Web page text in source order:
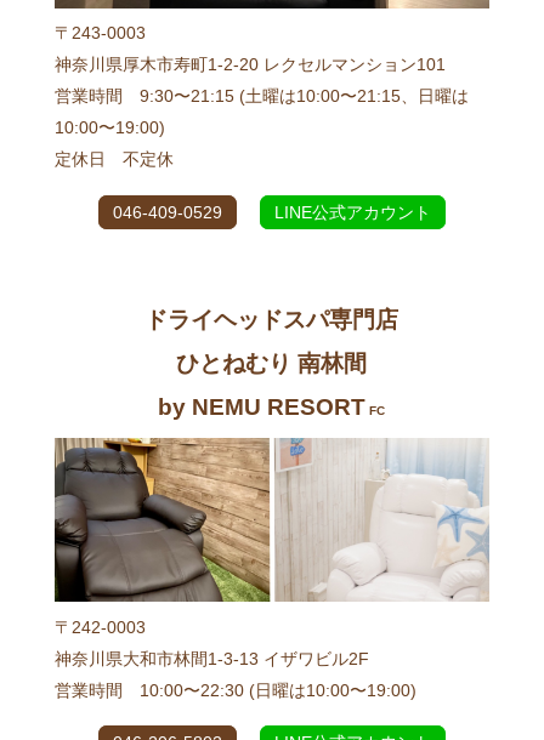
〒243-0003
神奈川県厚木市寿町1-2-20 レクセルマンション101
営業時間 9:30〜21:15 (土曜は10:00〜21:15、日曜は
10:00〜19:00)
定休日 不定休
046-409-0529 LINE公式アカウント
ドライヘッドスパ専門店
ひとねむり 南林間
by NEMU RESORT FC
〒242-0003
神奈川県大和市林間1-3-13 イザワビル2F
営業時間 10:00〜22:30 (日曜は10:00〜19:00)